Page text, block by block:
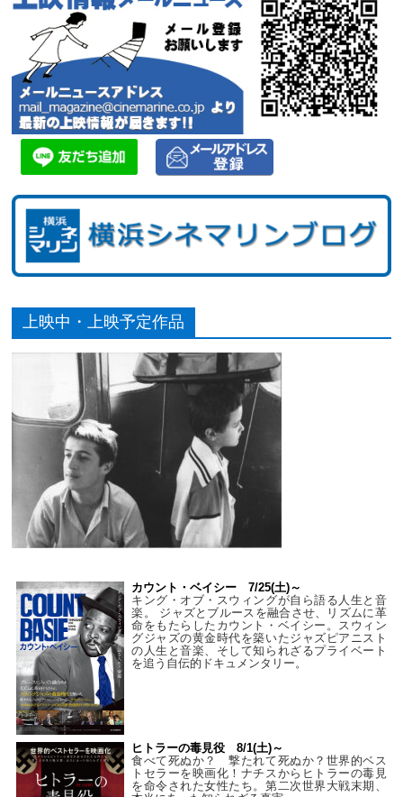
上映中・上映予定作品
カウント・ベイシー 7/25(土)～
キング・オブ・スウィングが自ら語る人生と音
楽。 ジャズとブルースを融合させ、リズムに革
命をもたらしたカウント・ベイシー。スウィン
グジャズの黄金時代を築いたジャズピアニスト
の人生と音楽、そして知られざるプライベート
を追う自伝的ドキュメンタリー。
ヒトラーの毒見役 8/1(土)～
食べて死ぬか？ 撃たれて死ぬか？世界的ベス
トセラーを映画化！ナチスからヒトラーの毒見
を命令された女性たち。第二次世界大戦末期、